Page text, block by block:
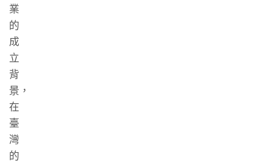
業
的
成
立
背
景，
在
臺
灣
的